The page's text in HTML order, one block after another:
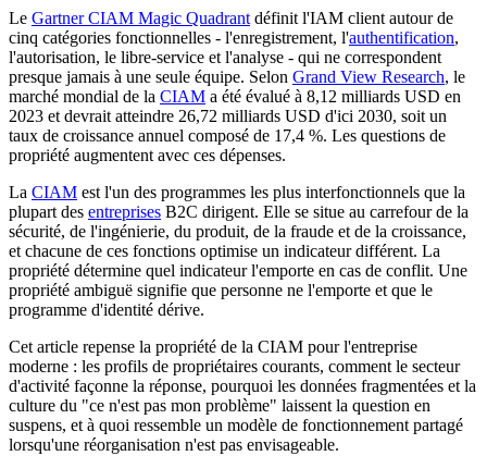
Le Gartner CIAM Magic Quadrant définit l'IAM client autour de
cinq catégories fonctionnelles - l'enregistrement, l'authentification,
l'autorisation, le libre-service et l'analyse - qui ne correspondent
presque jamais à une seule équipe. Selon Grand View Research, le
marché mondial de la CIAM a été évalué à 8,12 milliards USD en
2023 et devrait atteindre 26,72 milliards USD d'ici 2030, soit un
taux de croissance annuel composé de 17,4 %. Les questions de
propriété augmentent avec ces dépenses.
La CIAM est l'un des programmes les plus interfonctionnels que la
plupart des entreprises B2C dirigent. Elle se situe au carrefour de la
sécurité, de l'ingénierie, du produit, de la fraude et de la croissance,
et chacune de ces fonctions optimise un indicateur différent. La
propriété détermine quel indicateur l'emporte en cas de conflit. Une
propriété ambiguë signifie que personne ne l'emporte et que le
programme d'identité dérive.
Cet article repense la propriété de la CIAM pour l'entreprise
moderne : les profils de propriétaires courants, comment le secteur
d'activité façonne la réponse, pourquoi les données fragmentées et la
culture du "ce n'est pas mon problème" laissent la question en
suspens, et à quoi ressemble un modèle de fonctionnement partagé
lorsqu'une réorganisation n'est pas envisageable.